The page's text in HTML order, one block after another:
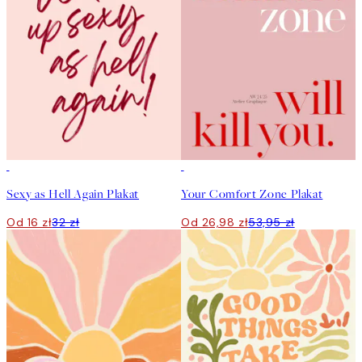
Sexy as Hell Again Plakat
Od 16 zł32 zł
Your Comfort Zone Plakat
Od 26,98 zł53,95 zł